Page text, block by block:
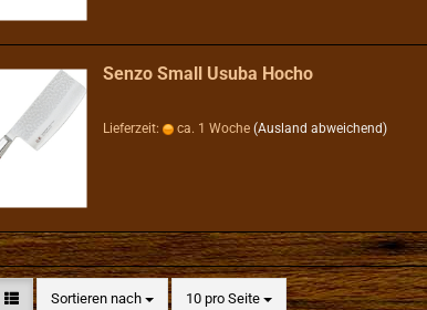
Senzo Small Usuba Hocho
Lieferzeit: ca. 1 Woche (Ausland abweichend)
Sortieren nach
Sortieren nach 10 pro Seite
pro Seite